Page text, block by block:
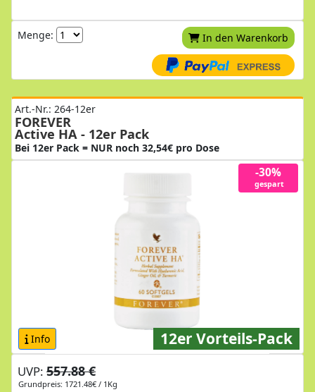
Menge: In den Warenkorb
Art.-Nr.: 264-12er
FOREVER
Active HA - 12er Pack
Bei 12er Pack = NUR noch 32,54€ pro Dose
-30%
gespart
Info 12er Vorteils-Pack
UVP: 557.88 €
Grundpreis: 1721.48€ / 1Kg